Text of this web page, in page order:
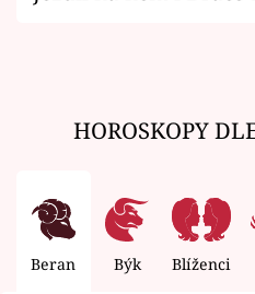
HOROSKOPY
Beran Býk Blíženci